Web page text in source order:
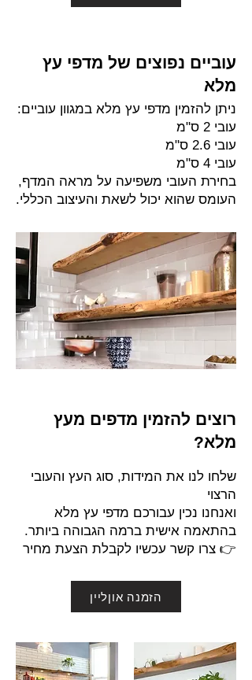
עוביים נפוצים של מדפי עץ
מלא
ניתן להזמין מדפי עץ מלא במגוון עוביים:
עובי 2 ס"מ
עובי 2.6 ס"מ
עובי 4 ס"מ
בחירת העובי משפיעה על מראה המדף,
העומס שהוא יכול לשאת והעיצוב הכללי.
רוצים להזמין מדפים מעץ
מלא?
שלחו לנו את המידות, סוג העץ והעובי
הרצוי
ואנחנו נכין עבורכם מדפי עץ מלא
בהתאמה אישית ברמה הגבוהה ביותר.
👉 צרו קשר עכשיו לקבלת הצעת מחיר
הזמנה אוןליין